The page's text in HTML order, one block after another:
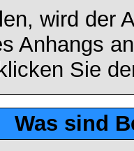
wird der
Anhangs
Sie
Was sind